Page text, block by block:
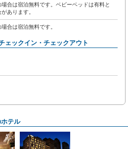
場合は宿泊無料です。ベビーベッドは有料と
あります。
合は宿泊無料です。
ェックイン・チェックアウト
テル